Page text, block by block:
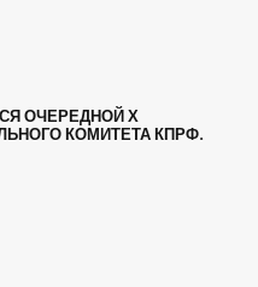
ОЧЕРЕДНОЙ Х
КОМИТЕТА КПРФ.